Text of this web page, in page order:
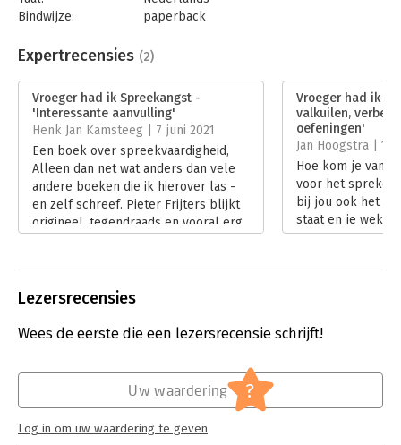
Bindwijze:
paperback
Uitgever:
Spreek BV
Verschijningsdatum:
22-1-2021
Hoofdrubriek: Coaching en trainen
Communicatie en
media
Expertrecensies (2)
Vroeger had ik Spreekangst -
'Interessante aanvulling'
Henk Jan Kamsteeg | 7 juni 2021
Een boek over spreekvaardigheid,
Alleen dan net wat anders dan vele
andere boeken die ik hierover las -
en zelf schreef. Pieter Frijters blijkt
origineel, tegendraads en vooral erg
Lees verder
Vroeger had ik
valkuilen,
oefeningen'
Jan Hoogstra | 14
Hoe kom je van
voor het spreken
bij jou ook het
staat en je
gaan spreken in
had ik
praktisch mee
Lees verder
Lezersrecensies
Wees de eerste die een lezersrecensie schrijft!
Uw waardering ?
Log in om uw waardering te geven